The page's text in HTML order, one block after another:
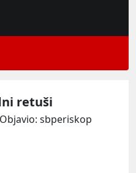
retuši
Objavio: sbperiskop